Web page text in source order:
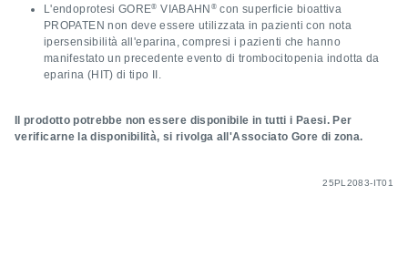
L'endoprotesi GORE® VIABAHN ® con superficie bioattiva
PROPATEN non deve essere utilizzata in pazienti con nota
ipersensibilità all'eparina, compresi i pazienti che hanno
manifestato un precedente evento di trombocitopenia indotta da
eparina (HIT) di tipo II.
Il prodotto potrebbe non essere disponibile in tutti i Paesi. Per
verificarne la disponibilità, si rivolga all'Associato Gore di zona.
25PL2083-IT01